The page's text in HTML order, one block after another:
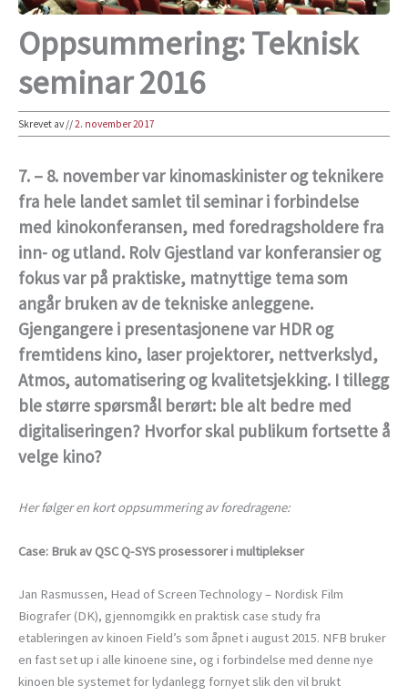
Oppsummering: Teknisk
seminar 2016
Skrevet av//2. november 2017
7. – 8. november var kinomaskinister og teknikere
fra hele landet samlet til seminar i forbindelse
med kinokonferansen, med foredragsholdere fra
inn- og utland. Rolv Gjestland var konferansier og
fokus var på praktiske, matnyttige tema som
angår bruken av de tekniske anleggene.
Gjengangere i presentasjonene var HDR og
fremtidens kino, laser projektorer, nettverkslyd,
Atmos, automatisering og kvalitetsjekking. I tillegg
ble større spørsmål berørt: ble alt bedre med
digitaliseringen? Hvorfor skal publikum fortsette å
velge kino?
Her følger en kort oppsummering av foredragene:
Case: Bruk av QSC Q-SYS prosessorer i multiplekser
Jan Rasmussen, Head of Screen Technology – Nordisk Film
Biografer (DK), gjennomgikk en praktisk case study fra
etableringen av kinoen Field’s som åpnet i august 2015. NFB bruker
en fast set up i alle kinoene sine, og i forbindelse med denne nye
kinoen ble systemet for lydanlegg fornyet slik den vil brukt